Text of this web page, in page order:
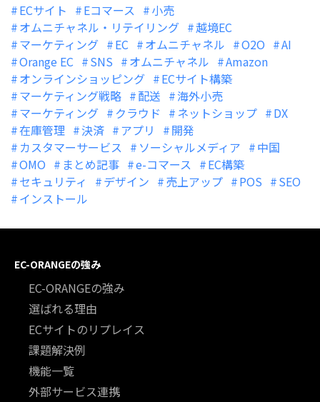
ECサイト Eコマース
小売
オムニチャネル・リテイリング
越境EC
マーケティング
EC オムニチャネル O2O
AI
Orange EC
SNS オムニチャネル
Amazon
オンラインショッピング
ECサイト構築
マーケティング戦略
配送
海外小売
マーケティング
クラウド ネットショップ
DX
在庫管理
決済 アプリ
開発
カスタマーサービス
ソーシャルメディア
中国
OMO
まとめ記事 e-コマース
EC構築
セキュリティ
デザイン 売上アップ POS
SEO
インストール
EC-ORANGEの強み
EC-ORANGEの強み
選ばれる理由
ECサイトのリプレイス
課題解決例
機能一覧
外部サービス連携